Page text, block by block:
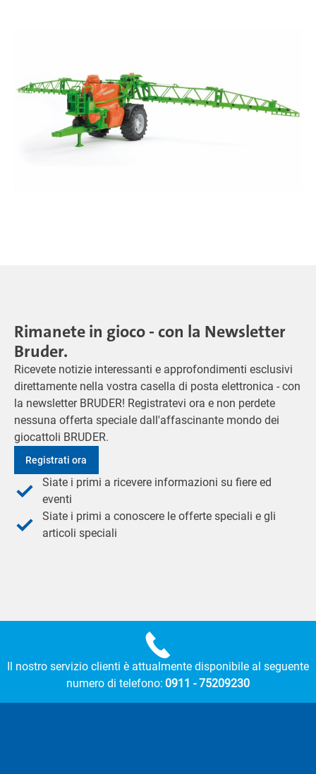
Rimanete in gioco - con la Newsletter
Bruder.
Ricevete notizie interessanti e approfondimenti esclusivi
direttamente nella vostra casella di posta elettronica - con
la newsletter BRUDER! Registratevi ora e non perdete
nessuna offerta speciale dall'affascinante mondo dei
giocattoli BRUDER.
Registrati ora
Siate i primi a ricevere informazioni su fiere ed
eventi
Siate i primi a conoscere le offerte speciali e gli
articoli speciali
Il nostro servizio clienti è attualmente disponibile al seguente
numero di telefono: 0911 - 75209230